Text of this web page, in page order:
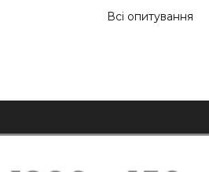
Всі опитування